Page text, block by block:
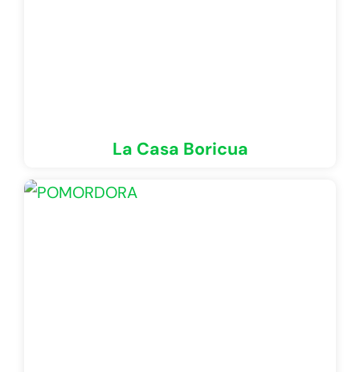
La Casa Boricua